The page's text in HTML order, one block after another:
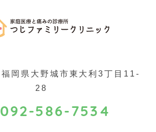
福岡県大野城市東大利3丁目11-
28
092-586-7534